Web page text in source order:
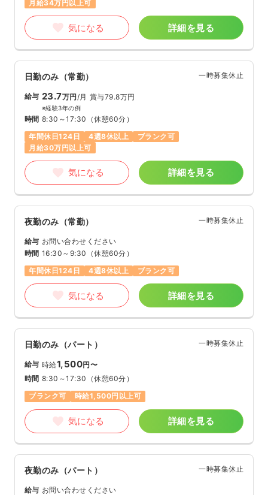
月給34万円以上可
気になる 詳細を見る
日勤のみ（常勤） 一時募集休止
給与 23.7万円/月 賞与79.8万円
※経験3年の例
時間 8:30～17:30 （休憩60分）
年間休日124日
4週8休以上
ブランク可
月給30万円以上可
気になる 詳細を見る
夜勤のみ（常勤） 一時募集休止
給与 お問い合わせください
時間 16:30～9:30 （休憩60分）
年間休日124日
4週8休以上 ブランク可
気になる 詳細を見る
日勤のみ（パート） 一時募集休止
給与 時給1,500円〜
時間 8:30～17:30 （休憩60分）
ブランク可
時給1,500円以上可
気になる 詳細を見る
夜勤のみ（パート） 一時募集休止
給与 お問い合わせください